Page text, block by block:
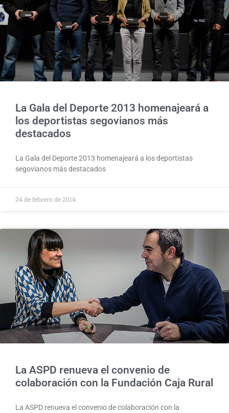
La Gala del Deporte 2013 homenajeará a
los deportistas segovianos más
destacados
La Gala del Deporte 2013 homenajeará a los deportistas
segovianos más destacados
24 de febrero de 2014
La ASPD renueva el convenio de
colaboración con la Fundación Caja Rural
La ASPD renueva el convenio de colaboración con la